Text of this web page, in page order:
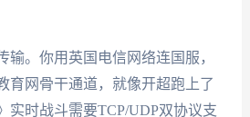
输。你用英国电信网络连国服，
育网骨干通道，就像开超跑上了
实时战斗需要TCP/UDP双协议支